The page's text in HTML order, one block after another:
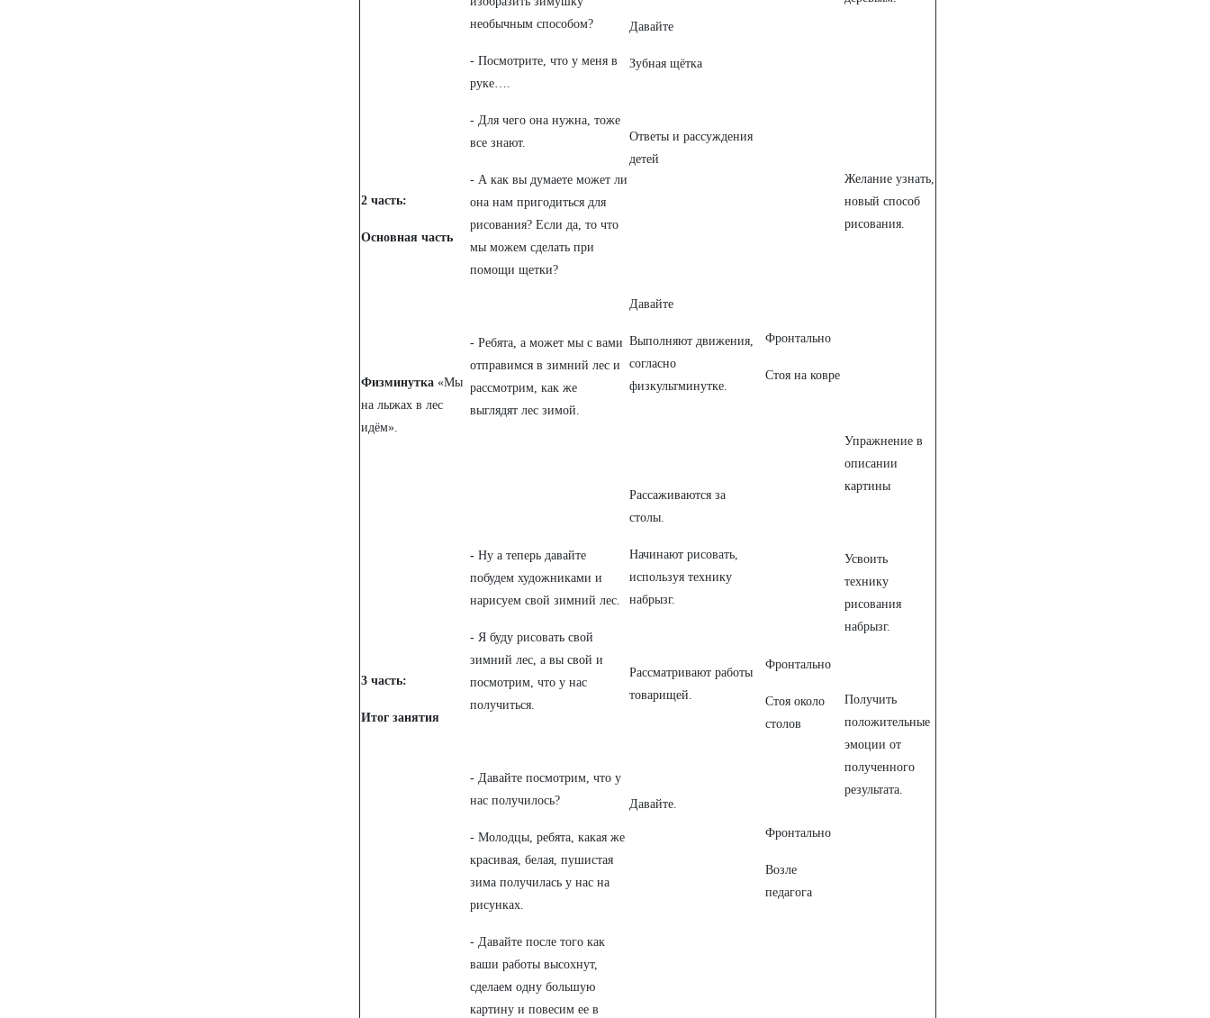
2 часть:
Основная часть
Физминутка «Мы
на лыжах в лес
идём».
3 часть:
Итог занятия
необычным способом?
- Посмотрите, что у меня в
руке….
- Для чего она нужна, тоже
все знают.
- А как вы думаете может ли
она нам пригодиться для
рисования? Если да, то что
мы можем сделать при
помощи щетки?
- Ребята, а может мы с вами
отправимся в зимний лес и
рассмотрим, как же
выглядят лес зимой.
- Ну а теперь давайте
побудем художниками и
нарисуем свой зимний лес.
- Я буду рисовать свой
зимний лес, а вы свой и
посмотрим, что у нас
получиться.
- Давайте посмотрим, что у
нас получилось?
- Молодцы, ребята, какая же
красивая, белая, пушистая
зима получилась у нас на
рисунках.
- Давайте после того как
ваши работы высохнут,
сделаем одну большую
картину и повесим ее в
Давайте
Зубная щётка
Ответы и рассуждения
детей
Давайте
Выполняют движения,
согласно
физкультминутке.
Рассаживаются за
столы.
Начинают рисовать,
используя технику
набрызг.
Рассматривают работы
товарищей.
Давайте.
Фронтально
Стоя на ковре
Фронтально
Стоя около
столов
Фронтально
Возле
педагога
Желание узнать,
новый способ
рисования.
Упражнение в
описании
картины
Усвоить
технику
рисования
набрызг.
Получить
положительные
эмоции от
полученного
результата.